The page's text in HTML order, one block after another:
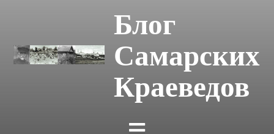
Блог
Самарских
Краеведов